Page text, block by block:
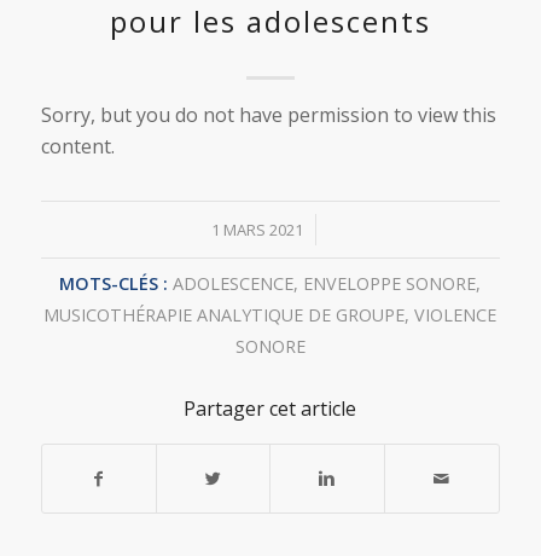
pour les adolescents
Sorry, but you do not have permission to view this
content.
1 MARS 2021
/
MOTS-CLÉS : ADOLESCENCE, ENVELOPPE SONORE,
MUSICOTHÉRAPIE ANALYTIQUE DE GROUPE,VIOLENCE
SONORE
Partager cet article